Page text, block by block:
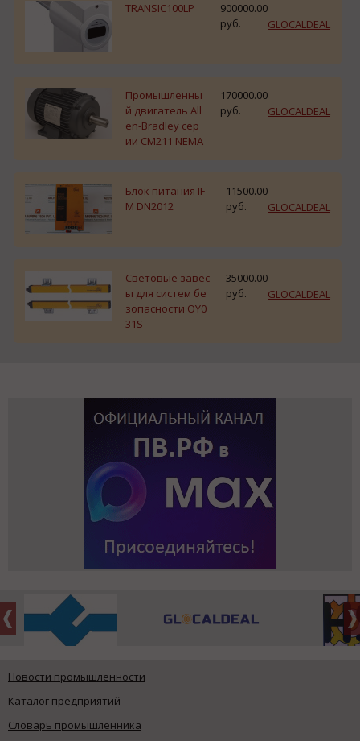
TRANSIC100LP
900000.00
руб.
GLOCALDEAL
Промышленны
й двигатель All
en-Bradley сер
ии CM211 NEMA
170000.00
руб.
GLOCALDEAL
Блок питания IF
M DN2012
11500.00
руб.
GLOCALDEAL
Световые завес
ы для систем бе
зопасности OY0
31S
35000.00
руб.
GLOCALDEAL
Новости промышленности
Каталог предприятий
Словарь промышленника